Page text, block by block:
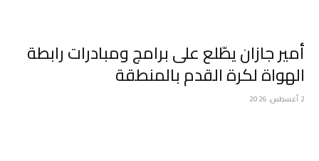
أمير جازان يطّلع على برامج ومبادرات رابطة
الهواة لكرة القدم بالمنطقة
2 أغسطس، 2026